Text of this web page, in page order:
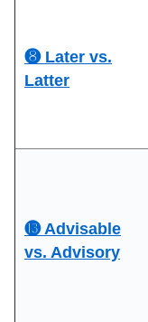
❽ Later vs.
Latter
⓭ Advisable
vs. Advisory